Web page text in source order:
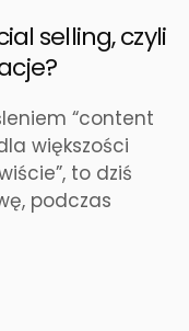
selling, czyli
“content
większości
to dziś
podczas